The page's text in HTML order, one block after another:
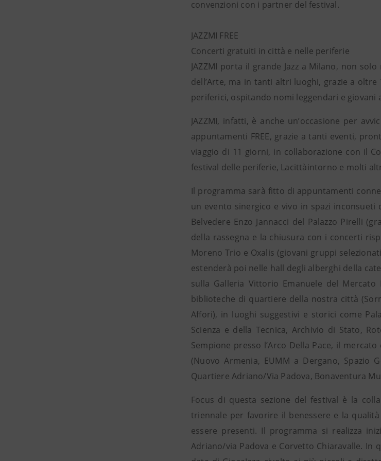
convenzioni con i partner del festival.
JAZZMI FREE
Concerti gratuiti in città e nelle periferie
JAZZMI porta il grande Jazz a Milano, non
dell’Arte, ma in tanti altri luoghi, grazie a
periferici, ospitando nomi leggendari e
JAZZMI, infatti, è anche un’occasione per
appuntamenti FREE, grazie a tanti eventi,
viaggio di 11 giorni, in collaborazione con il
festival delle periferie, Lacittàintorno e molti
Il programma sarà fitto di appuntamenti
un evento sinergico e vivo in spazi
Belvedere Enzo Jannacci del Palazzo Pirelli
della rassegna e la chiusura con i concerti
Moreno Trio e Oxalis (giovani gruppi
estenderà poi nelle hall degli alberghi della
sulla Galleria Vittorio Emanuele del
biblioteche di quartiere della nostra città
Affori), in luoghi suggestivi e storici come
Scienza e della Tecnica, Archivio di Stato,
Sempione presso l’Arco Della Pace, il
(Nuovo Armenia, EUMM a Dergano, Spazio
Quartiere Adriano/Via Padova, Bonaventura
Focus di questa sezione del festival è la
triennale per favorire il benessere e la
essere presenti. Il programma si realizza
Adriano/via Padova e Corvetto Chiaravalle.